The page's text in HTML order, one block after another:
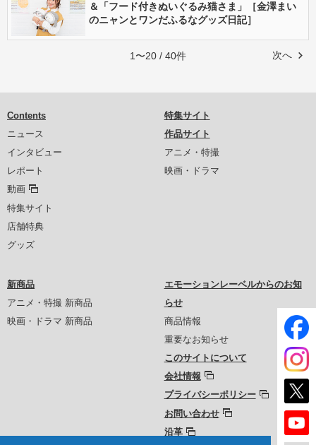
＆「フード付きぬいぐるみ猫さま」［金澤まい
のニャンとワンだふるなグッズ日記］
次へ
1〜20 / 40件
Contents
ニュース
インタビュー
レポート
動画
特集サイト
店舗特典
グッズ
特集サイト
作品サイト
アニメ・特撮
映画・ドラマ
新商品
アニメ・特撮 新商品
映画・ドラマ 新商品
エモーションレーベルからのお知
らせ
商品情報
重要なお知らせ
このサイトについて
会社情報
プライバシーポリシー
お問い合わせ
沿革